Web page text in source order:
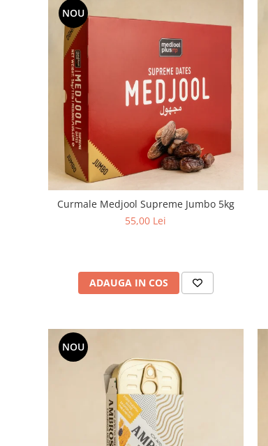
NOU
Curmale Medjool Supreme Jumbo 5kg
55,00 Lei
ADAUGA IN COS
NOU